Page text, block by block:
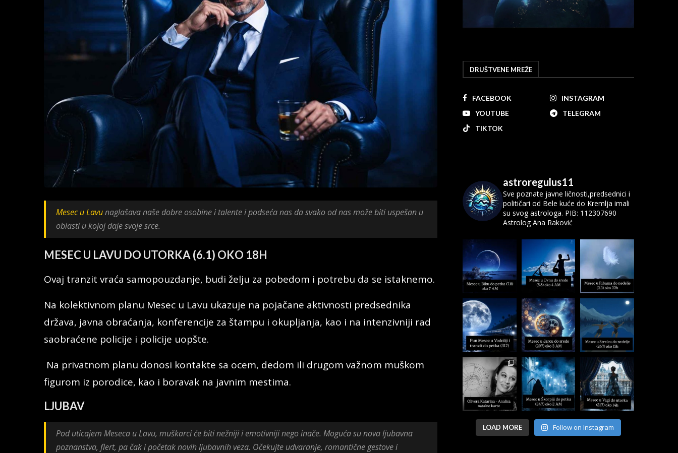
Mesec u Lavunaglašava naše dobre osobine i talente i podseća nas da svako od nas može biti uspešan u
oblasti u kojoj daje svoje srce.
MESEC U LAVU DO UTORKA (6.1) OKO 18H
Ovaj tranzit vraća samopouzdanje, budi želju za pobedom i potrebu da se istaknemo.
Na kolektivnom planu Mesec u Lavu ukazuje na pojačane aktivnosti predsednika
država, javna obraćanja, konferencije za štampu i okupljanja, kao i na intenzivniji rad
saobraćene policije i policije uopšte.
Na privatnom planu donosi kontakte sa ocem, dedom ili drugom važnom muškom
figurom iz porodice, kao i boravak na javnim mestima.
LJUBAV
Pod uticajem Meseca u Lavu, muškarci će biti nežniji i emotivniji nego inače. Moguća su nova ljubavna
poznanstva, flert, pa čak i početak novih ljubavnih veza. Očekujte udvaranje, romantične gestove i
DRUŠTVENE MREŽE
FACEBOOK
INSTAGRAM
YOUTUBE
TELEGRAM
TIKTOK
astroregulus11
Sve poznate javne ličnosti,predsednici i
političari od Bele kuće do Kremlja imali
su svog astrologa. PIB: 112307690
Astrolog Ana Raković
LOAD MORE Follow on Instagram